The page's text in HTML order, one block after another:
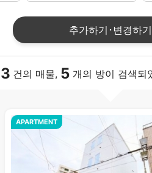
추가하기･변경하기
3 건의 매물, 5 개의 방이 검색되
APARTMENT